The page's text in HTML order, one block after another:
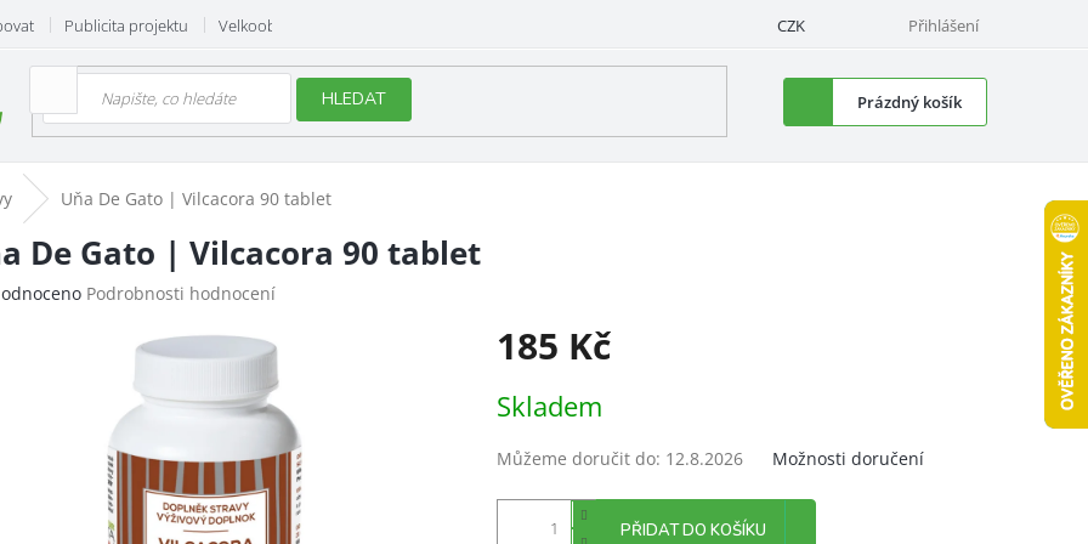
Publicita projektu Velkoobchod CZK Přihlášení
HLEDAT
Nákupní
košík
Prázdný košík
Uňa De Gato | Vilcacora 90 tablet
De Gato | Vilcacora 90 tablet
Podrobnosti hodnocení
185 Kč
cena:
Skladem
Můžeme doručit do: 12.8.2026 Možnosti doručení
PŘIDAT DO KOŠÍKU